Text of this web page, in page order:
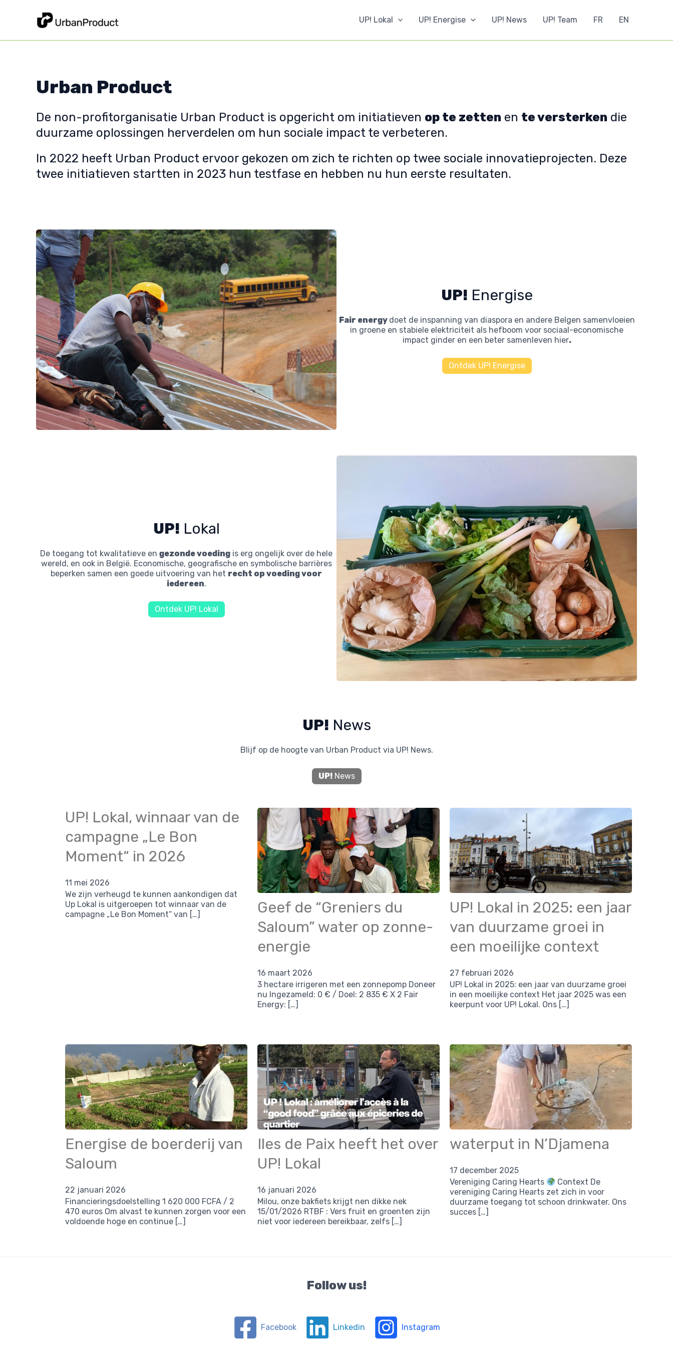
UP! Lokal UP! Energise UP! News UP! Team FR EN
Urban Product
De non-profitorganisatie Urban Product is opgericht om initiatieven op te zetten en te versterken die
duurzame oplossingen herverdelen om hun sociale impact te verbeteren.
In 2022 heeft Urban Product ervoor gekozen om zich te richten op twee sociale innovatieprojecten. Deze
twee initiatieven startten in 2023 hun testfase en hebben nu hun eerste resultaten.
UP! Energise
Fair energy doet de inspanning van diaspora en andere Belgen samenvloeien
in groene en stabiele elektriciteit als hefboom voor sociaal-economische
impact ginder en een beter samenleven hier.
Ontdek UP! Energise
UP! Lokal
De toegang tot kwalitatieve en gezonde voeding is erg ongelijk over de hele
wereld, en ook in België. Economische, geografische en symbolische barrières
beperken samen een goede uitvoering van het recht op voeding voor
iedereen.
Ontdek UP! Lokal
UP! News
Blijf op de hoogte van Urban Product via UP! News.
UP!News
UP! Lokal, winnaar van de
campagne „Le Bon
Moment“ in 2026
11 mei 2026
We zijn verheugd te kunnen aankondigen dat
Up Lokal is uitgeroepen tot winnaar van de
campagne „Le Bon Moment“ van […]
Geef de “Greniers du
Saloum” water op zonne-
energie
16 maart 2026
3 hectare irrigeren met een zonnepomp Doneer
nu Ingezameld: 0 € / Doel: 2 835 € X 2 Fair
Energy: […]
UP! Lokal in 2025: een jaar
van duurzame groei in
een moeilijke context
27 februari 2026
UP! Lokal in 2025: een jaar van duurzame groei
in een moeilijke context Het jaar 2025 was een
keerpunt voor UP! Lokal. Ons […]
Energise de boerderij van
Saloum
22 januari 2026
Financieringsdoelstelling 1 620 000 FCFA / 2
470 euros Om alvast te kunnen zorgen voor een
voldoende hoge en continue […]
Iles de Paix heeft het over
UP! Lokal
16 januari 2026
Milou, onze bakfiets krijgt nen dikke nek
15/01/2026 RTBF : Vers fruit en groenten zijn
niet voor iedereen bereikbaar, zelfs […]
waterput in N’Djamena
17 december 2025
Vereniging Caring Hearts
Context De
vereniging Caring Hearts zet zich in voor
duurzame toegang tot schoon drinkwater. Ons
succes […]
Follow us!
Facebook Linkedin Instagram